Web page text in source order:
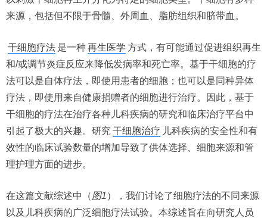
来源，包括但不限于骨髓、外周血、脂肪组织和脐带血。
干细胞疗法 是一种 再生医学 方式，有可能通过促进组织再生
和/或调节炎症反应来降低发病率和死亡率。基于干细胞的疗
法可以是自体疗法，即使用患者的细胞；也可以是同种异体
疗法，即使用来自健康捐赠者的细胞进行治疗。因此，基于
干细胞的疗法在治疗各种儿科疾病的研究和临床治疗平台中
引起了极大的兴趣。研究 干细胞治疗 儿科疾病的安全性和有
效性的临床试验数量的增加导致了供体选择、细胞来源和管
理护理方面的进步。
在这篇文献综述中（图1 ），我们讨论了细胞疗法的不同来源
以及儿科疾病的广泛细胞疗法试验。本综述旨在向研究人员